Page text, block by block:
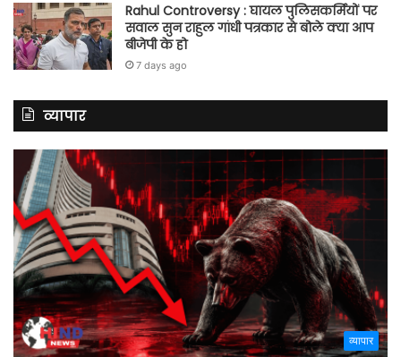
Rahul Controversy : घायल पुलिसकर्मियों पर
सवाल सुन राहुल गांधी पत्रकार से बोले क्या आप
बीजेपी के हो
7 days ago
व्यापार
व्यापार